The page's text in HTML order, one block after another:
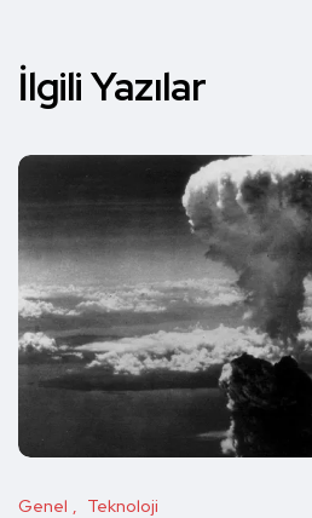
İlgili Yazılar
Genel Teknoloji